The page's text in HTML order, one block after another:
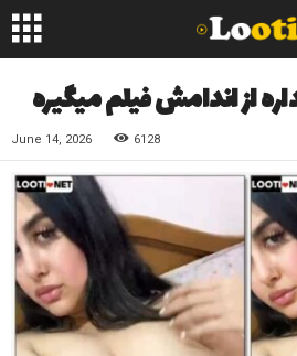
از اندامش فیلم میگیره
June 14, 2026 6128